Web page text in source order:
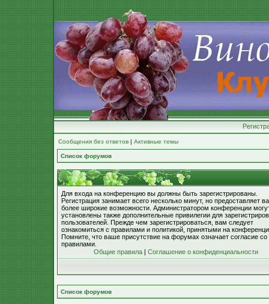
Сообщения без ответов | Активные темы
Список форумов
Для входа на конференцию вы должны быть зарегистрированы.
Регистрация занимает всего несколько минут, но предоставляет
более широкие возможности. Администратором конференции
установлены также дополнительные привилегии для
пользователей. Прежде чем зарегистрироваться, вам следует
ознакомиться с правилами и политикой, принятыми на
Помните, что ваше присутствие на форумах означает согласие со
правилами.
Общие правила | Соглашение о конфиденциальности
Список форумов